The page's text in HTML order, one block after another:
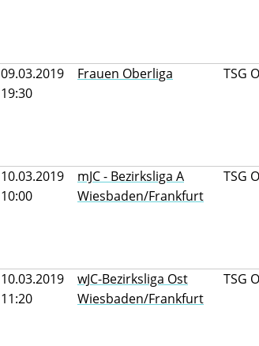
09.03.2019
19:30
Frauen Oberliga TSG
10.03.2019
10:00
mJC - Bezirksliga A
Wiesbaden/Frankfurt
TSG
10.03.2019
11:20
wJC-Bezirksliga Ost
Wiesbaden/Frankfurt
TSG